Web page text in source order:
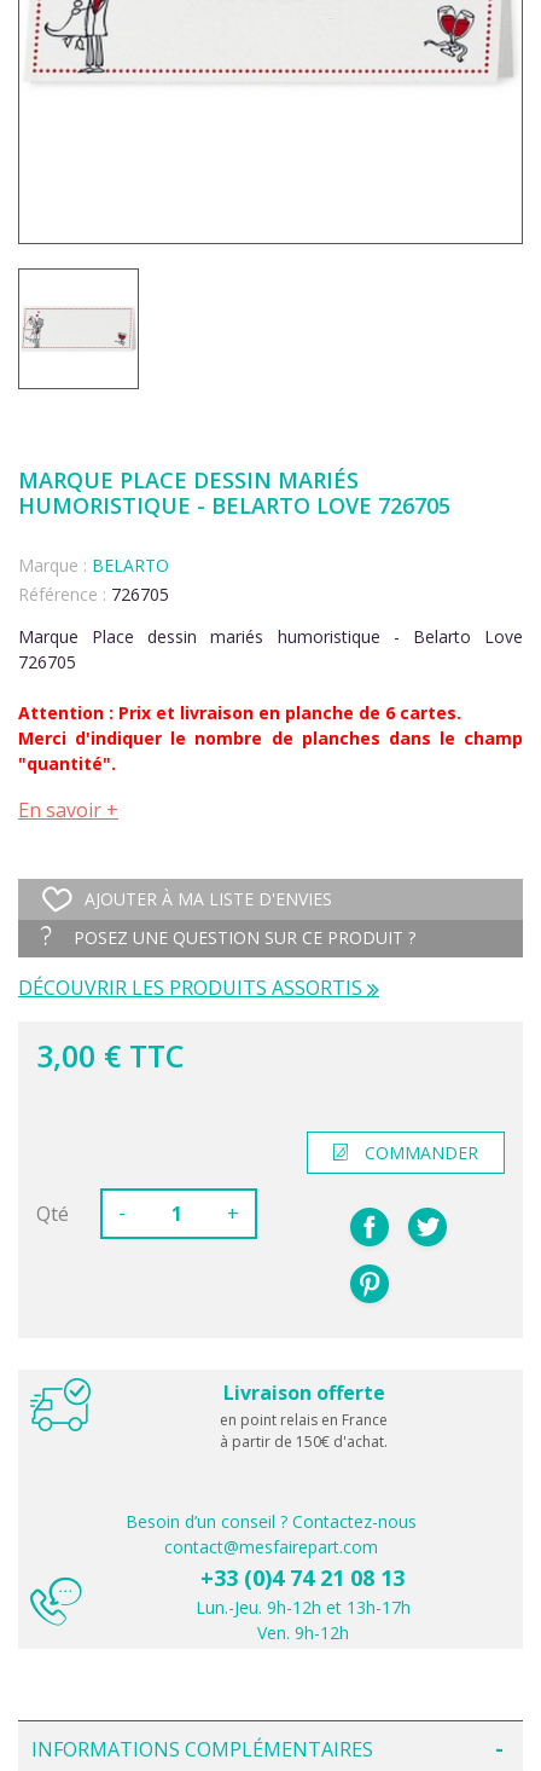
MARQUE PLACE DESSIN MARIÉS
HUMORISTIQUE - BELARTO LOVE 726705
Marque : BELARTO
Référence : 726705
Marque Place dessin mariés humoristique - Belarto Love
726705
Attention : Prix et livraison en planche de 6 cartes.
Merci d'indiquer le nombre de planches dans le champ
"quantité".
En savoir +
AJOUTER À MA LISTE D'ENVIES
POSEZ UNE QUESTION SUR CE PRODUIT ?
DÉCOUVRIR LES PRODUITS ASSORTIS
3,00 € TTC
Qté - +
COMMANDER
Livraison offerte
en point relais en France
à partir de 150€ d'achat.
Besoin d’un conseil ? Contactez-nous
contact@mesfairepart.com
+33 (0)4 74 21 08 13
Lun.-Jeu. 9h-12h et 13h-17h
Ven. 9h-12h
INFORMATIONS COMPLÉMENTAIRES